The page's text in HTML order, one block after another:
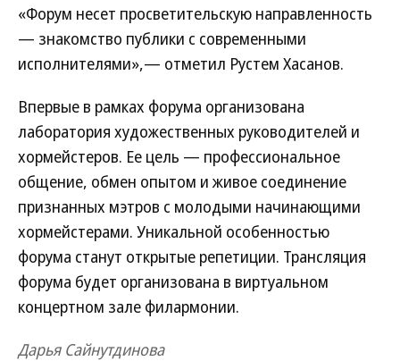
«Форум несет просветительскую направленность
— знакомство публики с современными
исполнителями»,— отметил Рустем Хасанов.
Впервые в рамках форума организована
лаборатория художественных руководителей и
хормейстеров. Ее цель — профессиональное
общение, обмен опытом и живое соединение
признанных мэтров с молодыми начинающими
хормейстерами. Уникальной особенностью
форума станут открытые репетиции. Трансляция
форума будет организована в виртуальном
концертном зале филармонии.
Дарья Сайнутдинова